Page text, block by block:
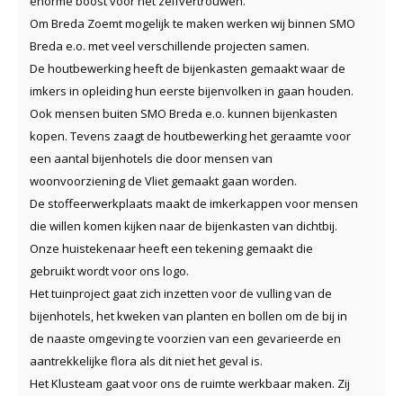
Om Breda Zoemt mogelijk te maken werken wij binnen SMO
Breda e.o. met veel verschillende projecten samen.
De houtbewerking heeft de bijenkasten gemaakt waar de
imkers in opleiding hun eerste bijenvolken in gaan houden.
Ook mensen buiten SMO Breda e.o. kunnen bijenkasten
kopen. Tevens zaagt de houtbewerking het geraamte voor
een aantal bijenhotels die door mensen van
woonvoorziening de Vliet gemaakt gaan worden.
De stoffeerwerkplaats maakt de imkerkappen voor mensen
die willen komen kijken naar de bijenkasten van dichtbij.
Onze huistekenaar heeft een tekening gemaakt die
gebruikt wordt voor ons logo.
Het tuinproject gaat zich inzetten voor de vulling van de
bijenhotels, het kweken van planten en bollen om de bij in
de naaste omgeving te voorzien van een gevarieerde en
aantrekkelijke flora als dit niet het geval is.
Het Klusteam gaat voor ons de ruimte werkbaar maken. Zij